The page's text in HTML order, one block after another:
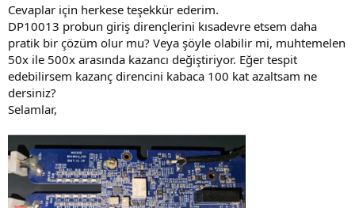
Cevaplar için herkese teşekkür ederim.
DP10013 probun giriş dirençlerini kısadevre etsem daha
pratik bir çözüm olur mu? Veya şöyle olabilir mi, muhtemelen
50x ile 500x arasında kazancı değiştiriyor. Eğer tespit
edebilirsem kazanç direncini kabaca 100 kat azaltsam ne
dersiniz?
Selamlar,